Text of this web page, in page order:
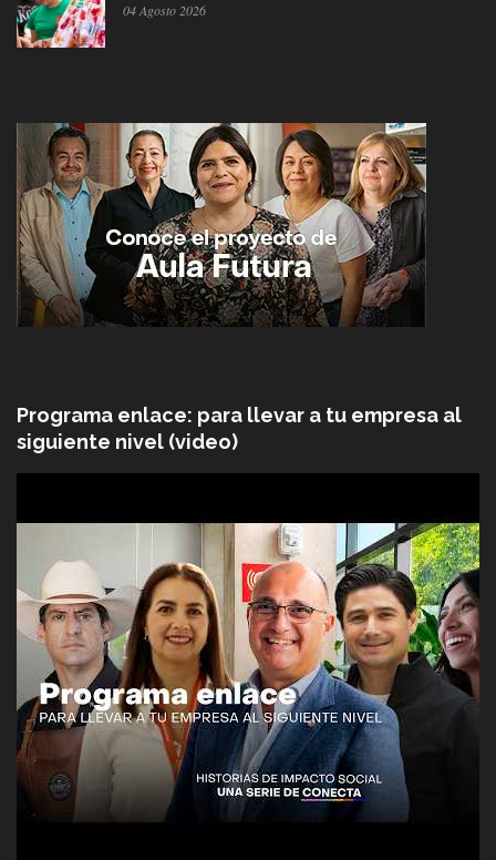
04 Agosto 2026
Programa enlace: para llevar a tu empresa al
siguiente nivel (video)